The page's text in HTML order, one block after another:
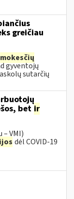
greičiau
mokesčių
gyventojų
sutarčių
bet ir
VMI)
dėl COVID-19